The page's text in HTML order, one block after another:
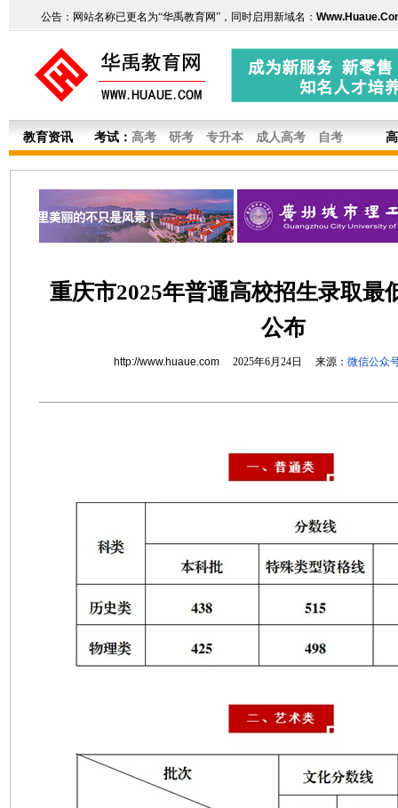
公告：网站名称已更名为“华禹教育网”，同时启用新域名：
教育资讯 考试： 高考 研考 专升本 成人高考 自考
重庆市2025年普通高校招生录取最
公布
http://www.huaue.com2025年6月24日 来源： 微信公众